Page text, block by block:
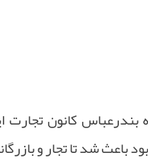
بندرعباس کانون
باعث شد تا تجار و